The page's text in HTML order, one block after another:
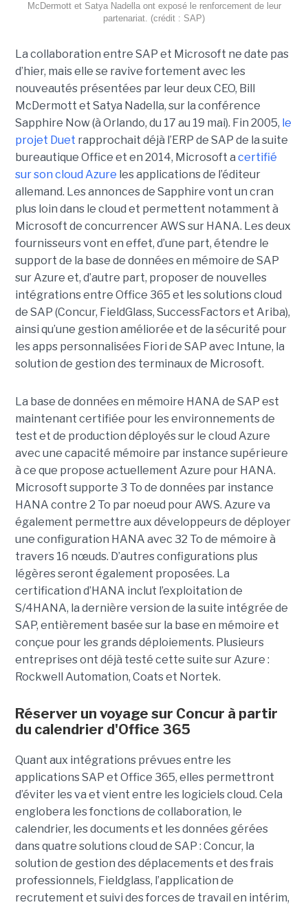
McDermott et Satya Nadella ont exposé le renforcement de leur
partenariat. (crédit : SAP)
La collaboration entre SAP et Microsoft ne date pas
d’hier, mais elle se ravive fortement avec les
nouveautés présentées par leur deux CEO, Bill
McDermott et Satya Nadella, sur la conférence
Sapphire Now (à Orlando, du 17 au 19 mai). Fin 2005, le
projet Duet rapprochait déjà l’ERP de SAP de la suite
bureautique Office et en 2014, Microsoft a certifié
sur son cloud Azure les applications de l’éditeur
allemand. Les annonces de Sapphire vont un cran
plus loin dans le cloud et permettent notamment à
Microsoft de concurrencer AWS sur HANA. Les deux
fournisseurs vont en effet, d’une part, étendre le
support de la base de données en mémoire de SAP
sur Azure et, d’autre part, proposer de nouvelles
intégrations entre Office 365 et les solutions cloud
de SAP (Concur, FieldGlass, SuccessFactors et Ariba),
ainsi qu’une gestion améliorée et de la sécurité pour
les apps personnalisées Fiori de SAP avec Intune, la
solution de gestion des terminaux de Microsoft.
La base de données en mémoire HANA de SAP est
maintenant certifiée pour les environnements de
test et de production déployés sur le cloud Azure
avec une capacité mémoire par instance supérieure
à ce que propose actuellement Azure pour HANA.
Microsoft supporte 3 To de données par instance
HANA contre 2 To par noeud pour AWS. Azure va
également permettre aux développeurs de déployer
une configuration HANA avec 32 To de mémoire à
travers 16 nœuds. D’autres configurations plus
légères seront également proposées. La
certification d’HANA inclut l’exploitation de
S/4HANA, la dernière version de la suite intégrée de
SAP, entièrement basée sur la base en mémoire et
conçue pour les grands déploiements. Plusieurs
entreprises ont déjà testé cette suite sur Azure :
Rockwell Automation, Coats et Nortek.
Réserver un voyage sur Concur à partir
du calendrier d'Office 365
Quant aux intégrations prévues entre les
applications SAP et Office 365, elles permettront
d’éviter les va et vient entre les logiciels cloud. Cela
englobera les fonctions de collaboration, le
calendrier, les documents et les données gérées
dans quatre solutions cloud de SAP : Concur, la
solution de gestion des déplacements et des frais
professionnels, Fieldglass, l’application de
recrutement et suivi des forces de travail en intérim,